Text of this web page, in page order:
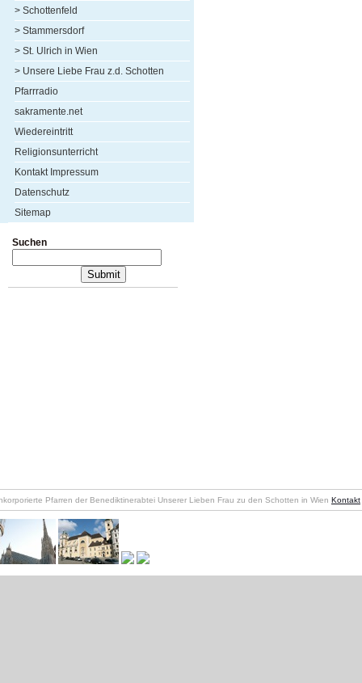
> Schottenfeld
> Stammersdorf
> St. Ulrich in Wien
> Unsere Liebe Frau z.d. Schotten
Pfarrradio
sakramente.net
Wiedereintritt
Religionsunterricht
Kontakt Impressum
Datenschutz
Sitemap
Suchen
Pfarren der Benediktinerabtei Unserer Lieben Frau zu den Schotten in Wien Kontakt